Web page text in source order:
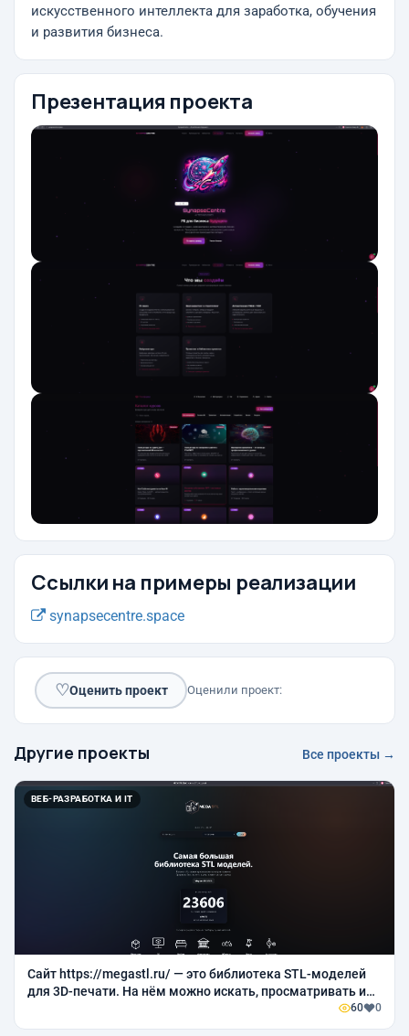
искусственного интеллекта для заработка, обучения
и развития бизнеса.
Презентация проекта
Ссылки на примеры реализации
synapsecentre.space
♡Оценить проект Оценили проект:
Другие проекты Все проекты →
ВЕБ-РАЗРАБОТКА И IT
Сайт https://megastl.ru/ — это библиотека STL-моделей
для 3D-печати. На нём можно искать, просматривать и
60 0